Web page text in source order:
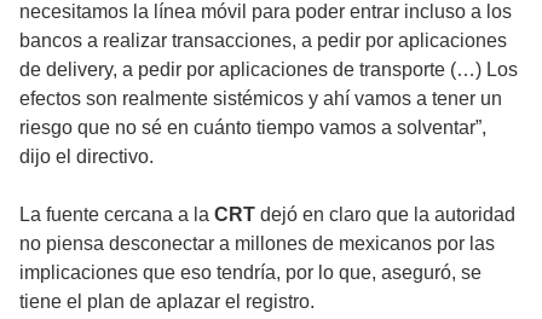
necesitamos la línea móvil para poder entrar incluso a los
bancos a realizar transacciones, a pedir por aplicaciones
de delivery, a pedir por aplicaciones de transporte (…) Los
efectos son realmente sistémicos y ahí vamos a tener un
riesgo que no sé en cuánto tiempo vamos a solventar”,
dijo el directivo.
La fuente cercana a la CRT dejó en claro que la autoridad
no piensa desconectar a millones de mexicanos por las
implicaciones que eso tendría, por lo que, aseguró, se
tiene el plan de aplazar el registro.